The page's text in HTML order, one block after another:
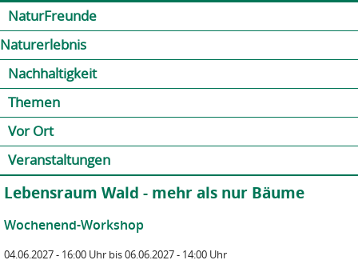
NaturFreunde
Naturerlebnis
Nachhaltigkeit
Themen
Vor Ort
Veranstaltungen
Lebensraum Wald - mehr als nur Bäume
Wochenend-Workshop
04.06.2027 - 16:00 Uhr bis06.06.2027 - 14:00 Uhr